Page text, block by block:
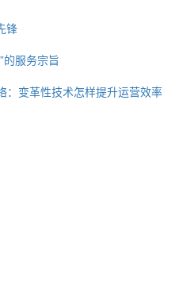
锋
的服务宗旨
：变革性技术怎样提升运营效率